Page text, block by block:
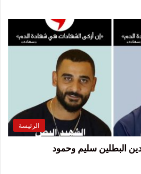
الرئيسة
البطلين سليم وحمود